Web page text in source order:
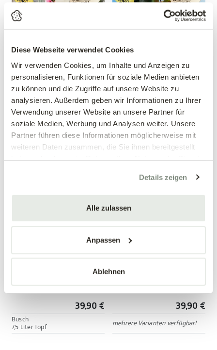
Diese Webseite verwendet Cookies
Wir verwenden Cookies, um Inhalte und Anzeigen zu
personalisieren, Funktionen für soziale Medien anbieten
zu können und die Zugriffe auf unsere Website zu
analysieren. Außerdem geben wir Informationen zu Ihrer
Verwendung unserer Website an unsere Partner für
soziale Medien, Werbung und Analysen weiter. Unsere
Partner führen diese Informationen möglicherweise mit
weiteren Daten zusammen, die Sie ihnen bereitgestellt
Details zeigen
Alle zulassen
Anpassen
Ablehnen
Zwergpfirsich 'Crimson'®
Prunus persica 'Crimson'®
39,90 €
mehrere Varianten verfügbar!
Apfel 'Red Topaz'®
Malus domestica 'Red Topaz'®
39,90 €
mehrere Varianten verfügbar!
Prunus persica 'Saturn'
39,90 €
Busch
7,5 Liter Topf
Apfel 'Cox Orange'
Malus domestica ' Cox Orange'
39,90 €
mehrere Varianten verfügbar!